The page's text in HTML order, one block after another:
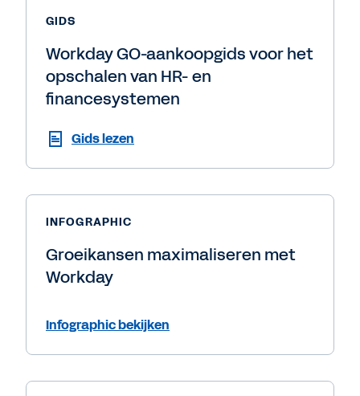
GIDS
Workday GO-aankoopgids voor het
opschalen van HR- en
financesystemen
Gids lezen
INFOGRAPHIC
Groeikansen maximaliseren met
Workday
Infographic bekijken